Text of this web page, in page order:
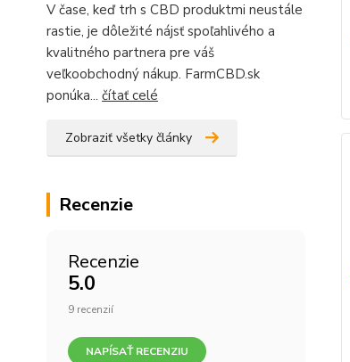
V čase, keď trh s CBD produktmi neustále
rastie, je dôležité nájsť spoľahlivého a
kvalitného partnera pre váš
veľkoobchodný nákup. FarmCBD.sk
ponúka... čítať celé
Zobraziť všetky články
Recenzie
Recenzie
5.0
9 recenzií
NAPÍSAŤ RECENZIU